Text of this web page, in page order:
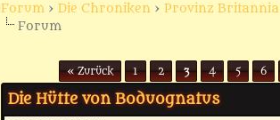
Forum › Die Chroniken › Provinz Britannia
Forum
« Zurück 1 2 3 4 5 6
Die Hütte von Boduognatus